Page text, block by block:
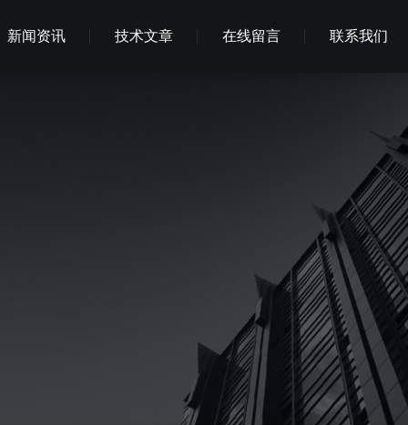
新闻资讯 技术文章 在线留言 联系我们